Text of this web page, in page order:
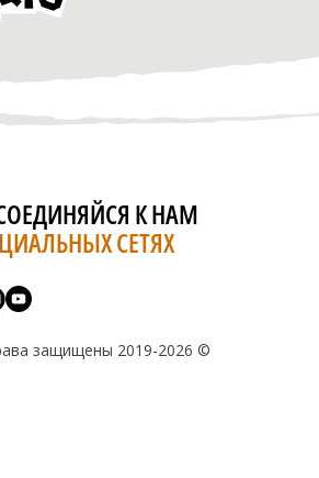
К НАМ
СЕТЯХ
защищены 2019-2026 ©